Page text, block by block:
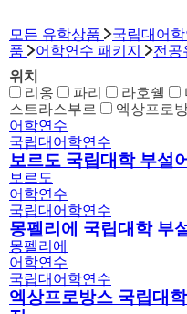
모든 유학상품
국립대어
품
어학연수 패키지
전공
위치
리옹
파리 라호쉘
스트라스부르
엑상프로
어학연수
국립대어학연수
보르도 국립대학 부설
보르도
어학연수
국립대어학연수
몽펠리에 국립대학 부
몽펠리에
어학연수
국립대어학연수
엑상프로방스 국립대